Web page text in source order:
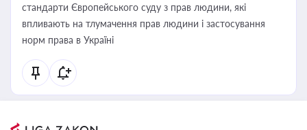
стандарти Європейського суду з прав людини, які
впливають на тлумачення прав людини і застосування
норм права в Україні